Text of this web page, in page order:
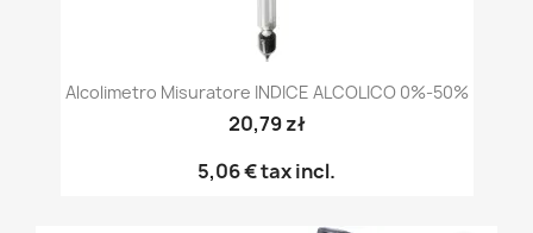
Alcolimetro Misuratore INDICE ALCOLICO 0%-50%
20,79 zł
5,06 €tax incl.